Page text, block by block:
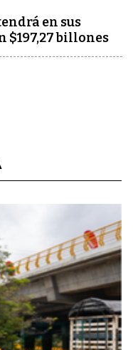
en sus
$197,27 billones